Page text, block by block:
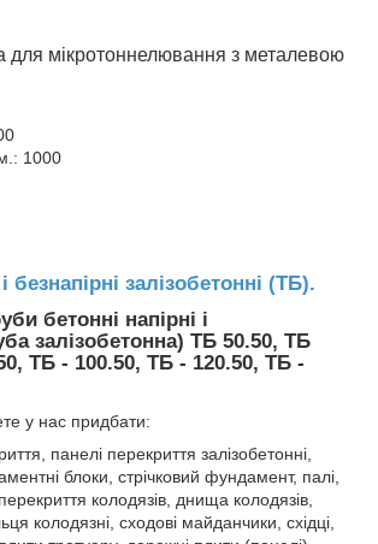
для мікротоннелювання з металевою
1000
безнапірні залізобетонні (ТБ).
бетонні напірні і
залізобетонна) ТБ 50.50, ТБ
ТБ - 100.50, ТБ - 120.50, ТБ -
у нас придбати:
панелі перекриття залізобетонні,
блоки, стрічковий фундамент, палі,
колодязів, днища колодязів,
колодязні, сходові майданчики, східці,